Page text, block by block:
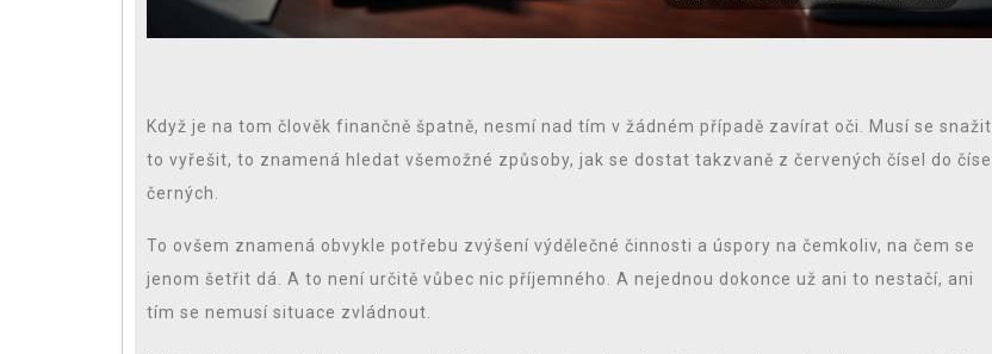
Když je na tom člověk finančně špatně, nesmí nad tím v žádném případě zavírat oči. Musí se snažit
to vyřešit, to znamená hledat všemožné způsoby, jak se dostat takzvaně z červených čísel do čísel
černých.
To ovšem znamená obvykle potřebu zvýšení výdělečné činnosti a úspory na čemkoliv, na čem se
jenom šetřit dá. A to není určitě vůbec nic příjemného. A nejednou dokonce už ani to nestačí, ani
tím se nemusí situace zvládnout.